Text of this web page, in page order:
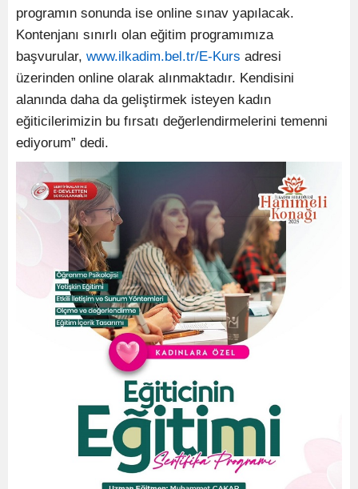
programın sonunda ise online sınav yapılacak.
Kontenjanı sınırlı olan eğitim programımıza
başvurular, www.ilkadim.bel.tr/E-Kurs adresi
üzerinden online olarak alınmaktadır. Kendisini
alanında daha da geliştirmek isteyen kadın
eğiticilerimizin bu fırsatı değerlendirmelerini temenni
ediyorum” dedi.